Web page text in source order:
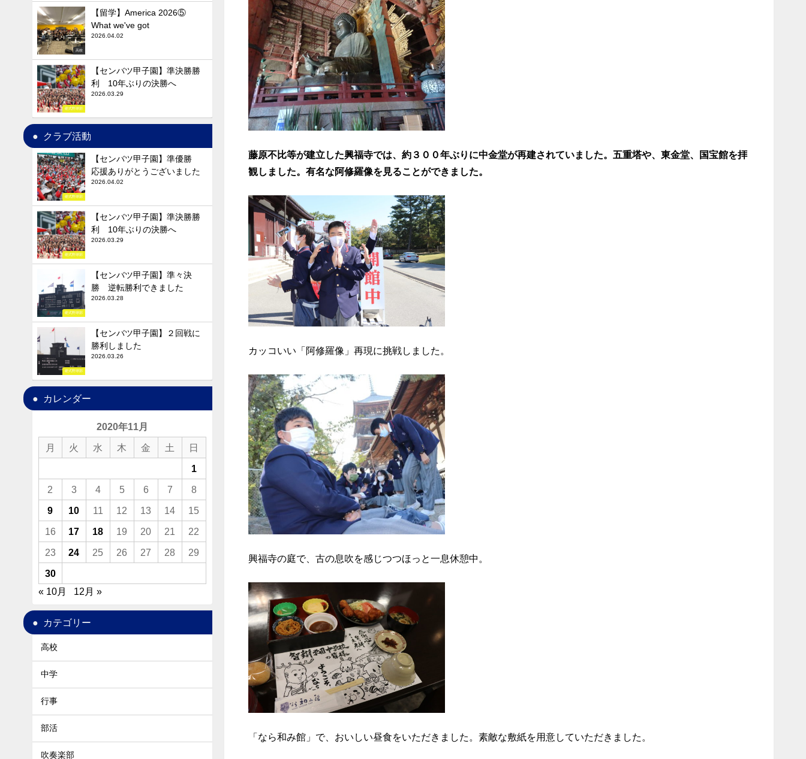
藤原不比等が建立した興福寺では、約３００年ぶりに中金堂が再建されていました。五重塔や、東金堂、国宝館を拝
観しました。有名な阿修羅像を見ることができました。
カッコいい「阿修羅像」再現に挑戦しました。
興福寺の庭で、古の息吹を感じつつほっと一息休憩中。
「なら和み館」で、おいしい昼食をいただきました。素敵な敷紙を用意していただきました。
高校
【留学】America 2026⑤
What we've got
2026.04.02
硬式野球部
【センバツ甲子園】準決勝勝
利 10年ぶりの決勝へ
2026.03.29
クラブ活動
硬式野球部
【センバツ甲子園】準優勝
応援ありがとうございました
2026.04.02
硬式野球部
【センバツ甲子園】準決勝勝
利 10年ぶりの決勝へ
2026.03.29
硬式野球部
【センバツ甲子園】準々決
勝 逆転勝利できました
2026.03.28
硬式野球部
【センバツ甲子園】２回戦に
勝利しました
2026.03.26
カレンダー
2020年11月
月 火 水 木 金 土 日
1
2 3 4 5 6 7 8
9 10 11 12 13 14 15
16 17 18 19 20 21 22
23 24 25 26 27 28 29
30
« 10月
12月 »
カテゴリー
高校
中学
行事
部活
吹奏楽部